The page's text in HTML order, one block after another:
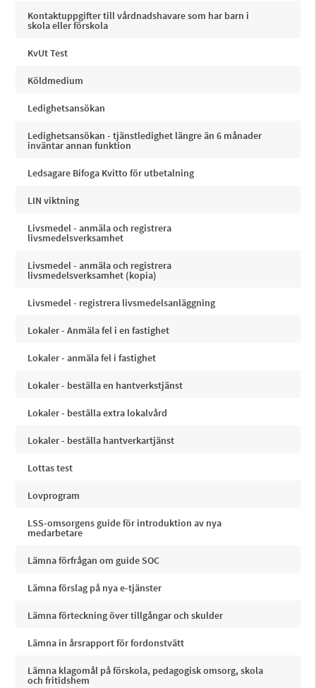
Kontaktuppgifter till vårdnadshavare som har barn i
skola eller förskola
KvUt Test
Köldmedium
Ledighetsansökan
Ledighetsansökan - tjänstledighet längre än 6 månader
inväntar annan funktion
Ledsagare Bifoga Kvitto för utbetalning
LIN viktning
Livsmedel - anmäla och registrera
livsmedelsverksamhet
Livsmedel - anmäla och registrera
livsmedelsverksamhet (kopia)
Livsmedel - registrera livsmedelsanläggning
Lokaler - Anmäla fel i en fastighet
Lokaler - anmäla fel i fastighet
Lokaler - beställa en hantverkstjänst
Lokaler - beställa extra lokalvård
Lokaler - beställa hantverkartjänst
Lottas test
Lovprogram
LSS-omsorgens guide för introduktion av nya
medarbetare
Lämna förfrågan om guide SOC
Lämna förslag på nya e-tjänster
Lämna förteckning över tillgångar och skulder
Lämna in årsrapport för fordonstvätt
Lämna klagomål på förskola, pedagogisk omsorg, skola
och fritidshem